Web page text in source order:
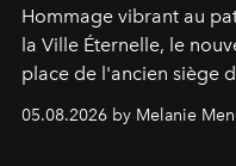
Hommage vibrant au
la Ville Éternelle, le
place de l'ancien siège
05.08.2026 by Melanie